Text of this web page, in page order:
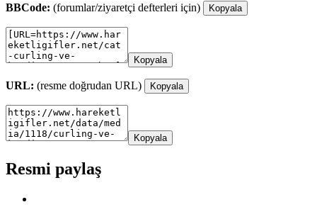
BBCode: (forumlar/ziyaretçi defterleri için) Kopyala
Kopyala
URL: (resme doğrudan URL) Kopyala
Kopyala
Resmi paylaş